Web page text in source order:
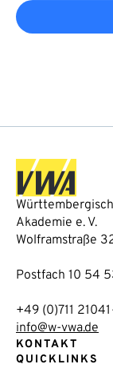
Akademie e. V.
Wolframstraße
Postfach 10 54
+49 (0)711
info@w-vwa.de
KONTAKT
QUICKLINKS